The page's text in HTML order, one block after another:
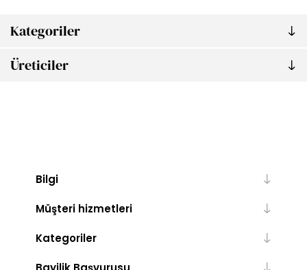
Kategoriler
Üreticiler
Bilgi
Müşteri hizmetleri
Kategoriler